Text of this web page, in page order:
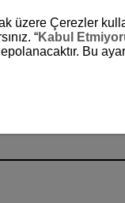
Çerezler
“Kabul
Bu